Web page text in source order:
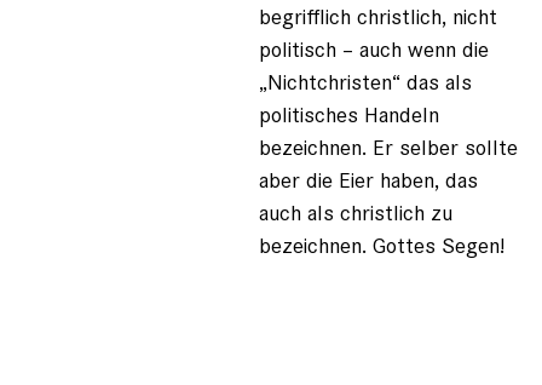
begrifflich christlich, nicht
politisch – auch wenn die
„Nichtchristen“ das als
politisches Handeln
bezeichnen. Er selber sollte
aber die Eier haben, das
auch als christlich zu
bezeichnen. Gottes Segen!